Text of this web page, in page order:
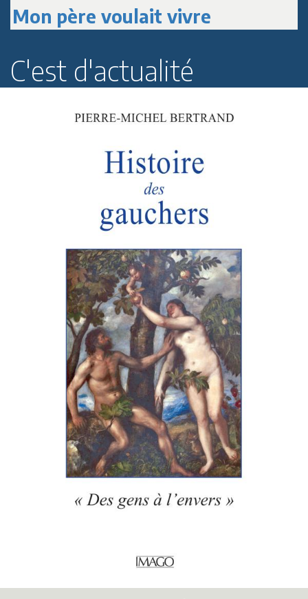
Mon père voulait vivre
C'est d'actualité